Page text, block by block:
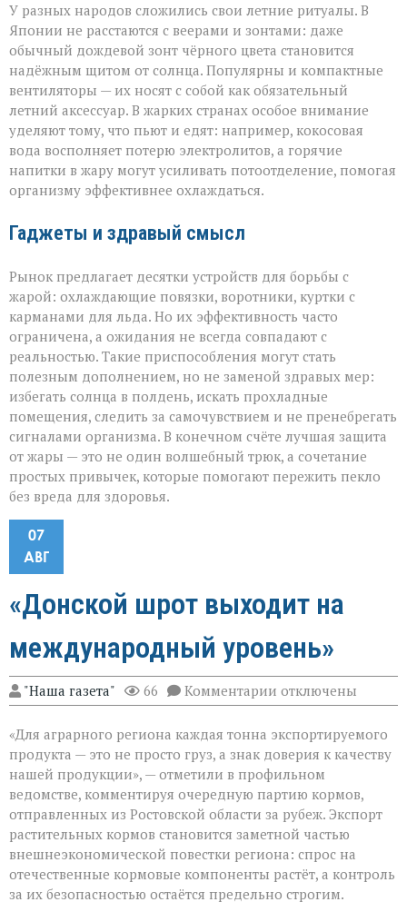
У разных народов сложились свои летние ритуалы. В
Японии не расстаются с веерами и зонтами: даже
обычный дождевой зонт чёрного цвета становится
надёжным щитом от солнца. Популярны и компактные
вентиляторы — их носят с собой как обязательный
летний аксессуар. В жарких странах особое внимание
уделяют тому, что пьют и едят: например, кокосовая
вода восполняет потерю электролитов, а горячие
напитки в жару могут усиливать потоотделение, помогая
организму эффективнее охлаждаться.
Гаджеты и здравый смысл
Рынок предлагает десятки устройств для борьбы с
жарой: охлаждающие повязки, воротники, куртки с
карманами для льда. Но их эффективность часто
ограничена, а ожидания не всегда совпадают с
реальностью. Такие приспособления могут стать
полезным дополнением, но не заменой здравых мер:
избегать солнца в полдень, искать прохладные
помещения, следить за самочувствием и не пренебрегать
сигналами организма. В конечном счёте лучшая защита
от жары — это не один волшебный трюк, а сочетание
простых привычек, которые помогают пережить пекло
без вреда для здоровья.
07
АВГ
«Донской шрот выходит на
международный уровень»
"Наша газета" 66 Комментарии к
записи
шрот
выходит
международный
уровень»
отключены
«Для аграрного региона каждая тонна экспортируемого
продукта — это не просто груз, а знак доверия к качеству
нашей продукции», — отметили в профильном
ведомстве, комментируя очередную партию кормов,
отправленных из Ростовской области за рубеж. Экспорт
растительных кормов становится заметной частью
внешнеэкономической повестки региона: спрос на
отечественные кормовые компоненты растёт, а контроль
за их безопасностью остаётся предельно строгим.